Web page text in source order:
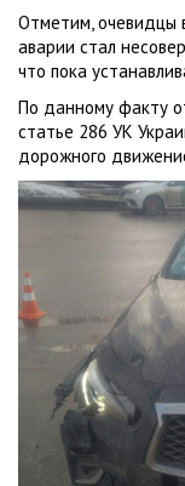
Отметим, очевидцы
аварии стал
что пока
По данному факту
статье 286 УК
дорожного